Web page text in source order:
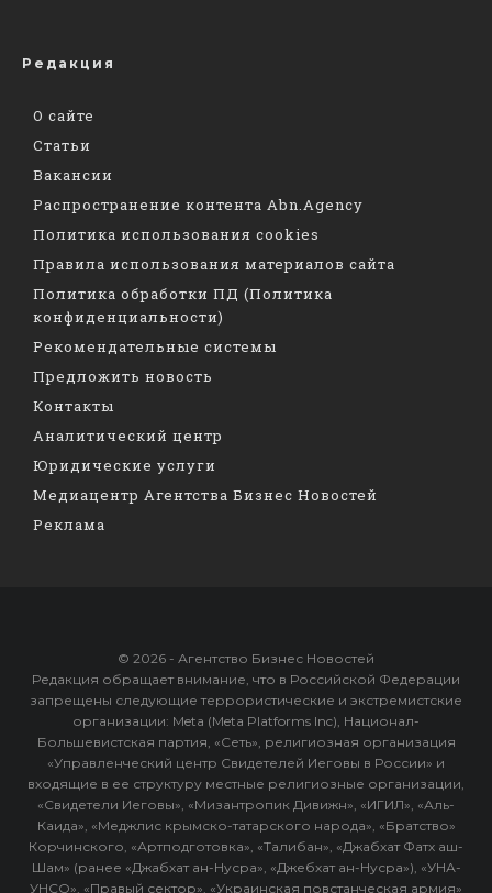
Редакция
О сайте
Статьи
Вакансии
Распространение контента Abn.Agency
Политика использования cookies
Правила использования материалов сайта
Политика обработки ПД (Политика
конфиденциальности)
Рекомендательные системы
Предложить новость
Контакты
Аналитический центр
Юридические услуги
Медиацентр Агентства Бизнес Новостей
Реклама
© 2026 - Агентство Бизнес Новостей
Редакция обращает внимание, что в Российской Федерации
запрещены следующие террористические и экстремистские
организации: Meta (Meta Platforms Inc), Национал-
Большевистская партия, «Сеть», религиозная организация
«Управленческий центр Свидетелей Иеговы в России» и
входящие в ее структуру местные религиозные организации,
«Свидетели Иеговы», «Мизантропик Дивижн», «ИГИЛ», «Аль-
Каида», «Меджлис крымско-татарского народа», «Братство»
Корчинского, «Артподготовка», «Талибан», «Джабхат Фатх аш-
Шам» (ранее «Джабхат ан-Нусра», «Джебхат ан-Нусра»), «УНА-
УНСО», «Правый сектор», «Украинская повстанческая армия»